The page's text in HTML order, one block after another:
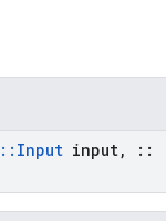
:: Input input,
::